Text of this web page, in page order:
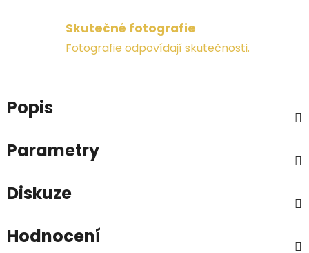
Skutečné fotografie
Fotografie odpovídají skutečnosti.
Popis
Parametry
Diskuze
Hodnocení